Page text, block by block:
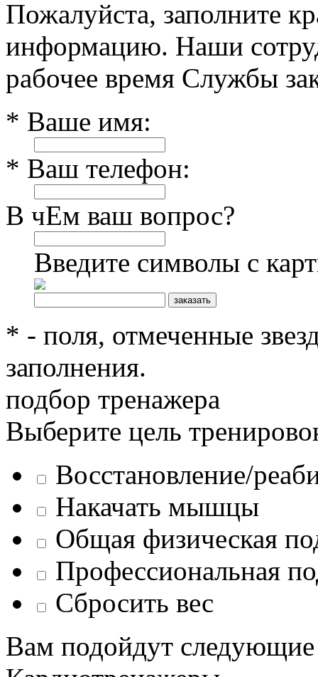
Пожалуйста, заполните
информацию. Наши
рабочее время Службы
* Ваше имя:
* Ваш телефон:
В чЕм ваш вопрос?
Введите символы с
* - поля, отмеченные
заполнения.
подбор тренажера
Выберите цель
Восстановление/
Накачать мышцы
Общая физическая
Профессиональная
Сбросить вес
Вам подойдут